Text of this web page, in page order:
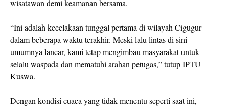
wisatawan demi keamanan bersama.
“Ini adalah kecelakaan tunggal pertama di wilayah Cigugur
dalam beberapa waktu terakhir. Meski lalu lintas di sini
umumnya lancar, kami tetap mengimbau masyarakat untuk
selalu waspada dan mematuhi arahan petugas,” tutup IPTU
Kuswa.
Dengan kondisi cuaca yang tidak menentu seperti saat ini,